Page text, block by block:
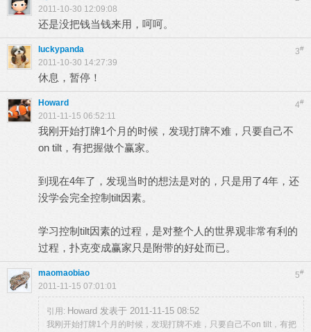
2011-10-30 12:09:08
还是没把钱当钱来用，呵呵。
3#
luckypanda
2011-10-30 14:27:39
休息，暂停！
4#
Howard
2011-11-15 06:52:11
我刚开始打牌1个月的时候，发现打牌不难，只要自己不
on tilt，有把握做个赢家。
到现在4年了，发现当时的想法是对的，只是用了4年，还
没学会完全控制tilt因素。
学习控制tilt因素的过程，是对整个人的世界观非常有利的
过程，扑克变成赢家只是附带的好处而已。
5#
maomaobiao
2011-11-15 07:01:01
引用: Howard 发表于 2011-11-15 08:52
我刚开始打牌1个月的时候，发现打牌不难，只要自己不on tilt，有把